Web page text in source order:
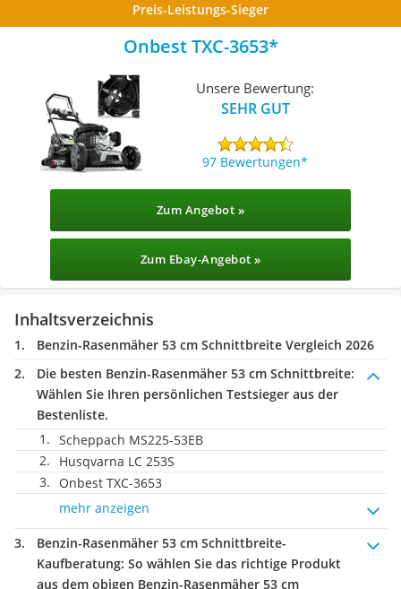
Preis-Leistungs-Sieger
Onbest TXC-3653
Unsere Bewertung:
SEHR GUT
97 Bewertungen
Zum Angebot »
Zum Ebay-Angebot »
Inhaltsverzeichnis
Benzin-Rasenmäher 53 cm Schnittbreite Vergleich 2026
Die besten Benzin-Rasenmäher 53 cm Schnittbreite:
Wählen Sie Ihren persönlichen Testsieger aus der
Bestenliste.
Scheppach MS225-53EB
Husqvarna LC 253S
Onbest TXC-3653
mehr anzeigen
Benzin-Rasenmäher 53 cm Schnittbreite-
Kaufberatung: So wählen Sie das richtige Produkt
aus dem obigen Benzin-Rasenmäher 53 cm